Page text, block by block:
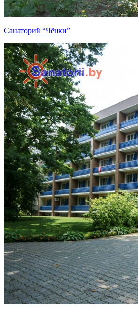
Санаторий “Чёнки”